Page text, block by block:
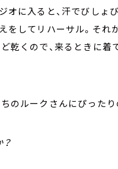
オに入ると、汗でびし
をしてリハーサル。そ
乾くので、来るときに
のルークさんにぴった